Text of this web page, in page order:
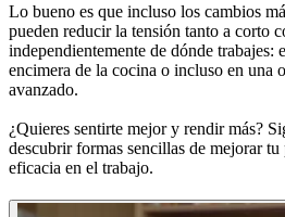
Lo bueno es que incluso los cambios
pueden reducir la tensión tanto a corto
independientemente de dónde trabajes:
encimera de la cocina o incluso en una
avanzado.
¿Quieres sentirte mejor y rendir más?
descubrir formas sencillas de mejorar
eficacia en el trabajo.